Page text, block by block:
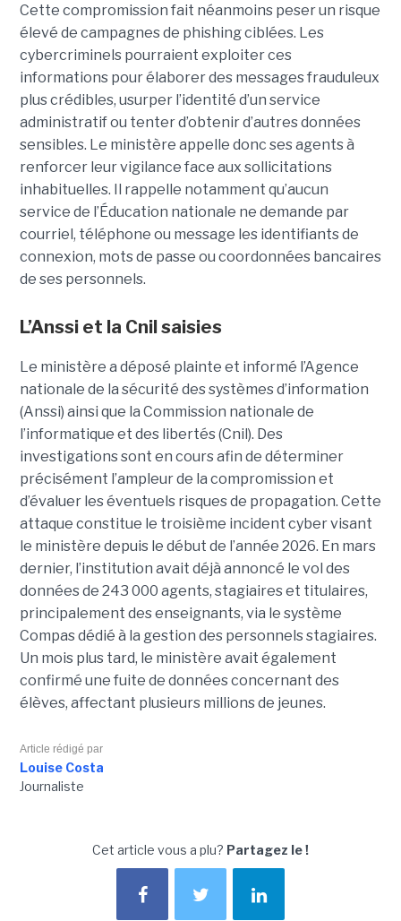
Cette compromission fait néanmoins peser un risque
élevé de campagnes de phishing ciblées. Les
cybercriminels pourraient exploiter ces
informations pour élaborer des messages frauduleux
plus crédibles, usurper l’identité d’un service
administratif ou tenter d’obtenir d’autres données
sensibles. Le ministère appelle donc ses agents à
renforcer leur vigilance face aux sollicitations
inhabituelles. Il rappelle notamment qu’aucun
service de l’Éducation nationale ne demande par
courriel, téléphone ou message les identifiants de
connexion, mots de passe ou coordonnées bancaires
de ses personnels.
L’Anssi et la Cnil saisies
Le ministère a déposé plainte et informé l’Agence
nationale de la sécurité des systèmes d’information
(Anssi) ainsi que la Commission nationale de
l’informatique et des libertés (Cnil). Des
investigations sont en cours afin de déterminer
précisément l’ampleur de la compromission et
d’évaluer les éventuels risques de propagation. Cette
attaque constitue le troisième incident cyber visant
le ministère depuis le début de l’année 2026. En mars
dernier, l’institution avait déjà annoncé le vol des
données de 243 000 agents, stagiaires et titulaires,
principalement des enseignants, via le système
Compas dédié à la gestion des personnels stagiaires.
Un mois plus tard, le ministère avait également
confirmé une fuite de données concernant des
élèves, affectant plusieurs millions de jeunes.
Article rédigé par
Louise Costa
Journaliste
Cet article vous a plu? Partagez le !